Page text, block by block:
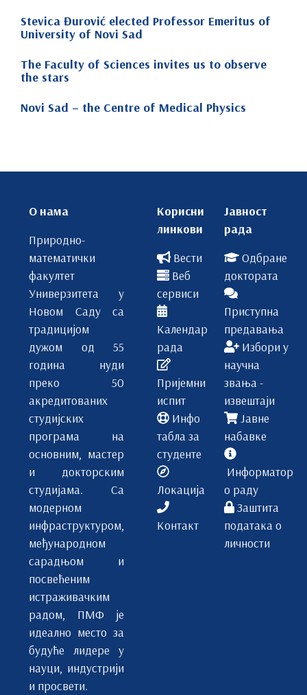
year, 60 ECTS)
Stevica Đurović elected Professor Emeritus of
University of Novi Sad
The Faculty of Sciences invites us to observe
the stars
Novi Sad – the Centre of Medical Physics
О нама
Природно-
математички
факултет
Универзитета у
Новом Саду са
традицијом
дужом од 55
година нуди
преко 50
акредитованих
студијских
програма на
основним, мастер
и докторским
студијама. Са
модерном
инфраструктуром,
међународном
сарадњом и
посвећеним
истраживачким
радом, ПМФ је
идеално место за
будуће лидере у
науци, индустрији
и просвети.
Корисни
линкови
Вести
Веб
сервиси
Календар
рада
Пријемни
испит
Инфо
табла за
студенте
Локација
Контакт
Јавност
рада
Одбране
доктората
Приступна
предавања
Избори у
научна
звања -
извештаји
Јавне
набавке
Информатор
о раду
Заштита
података о
личности